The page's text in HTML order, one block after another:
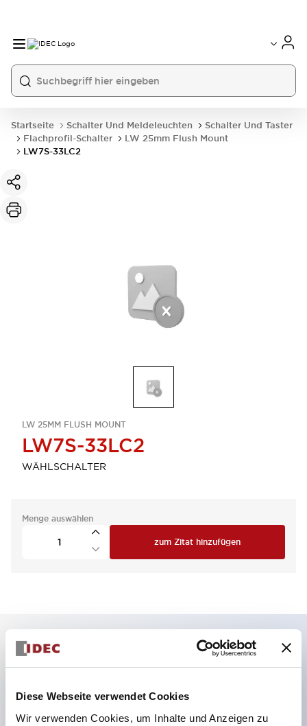
Diese Webseite verwendet Cookies
Wir verwenden Cookies, um Inhalte und Anzeigen zu
Startseite Schalter Und Meldeleuchten
Schalter Und Taster
Flachprofil-Schalter
LW 25mm Flush Mount
LW7S-33LC2
LW 25MM FLUSH MOUNT
LW7S-33LC2
WÄHLSCHALTER
Menge auswählen
zum Zitat hinzufügen
Hauptmerkmale
Mehrfachbefestigung möglich
Der schlüsselsichere Selektorschalter verwendet